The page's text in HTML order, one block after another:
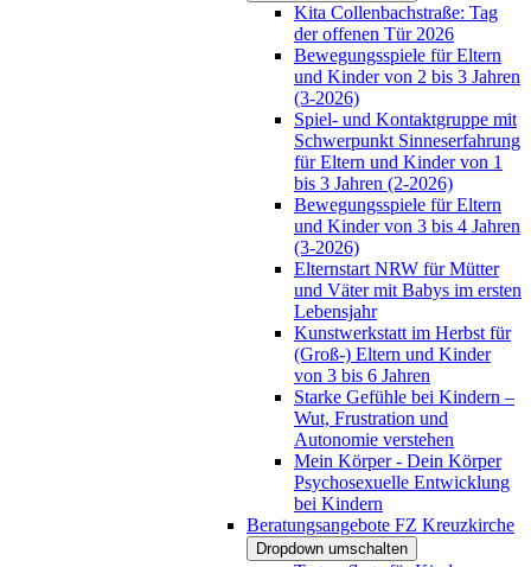
Kita Collenbachstraße: Tag
der offenen Tür 2026
Bewegungsspiele für Eltern
und Kinder von 2 bis 3 Jahren
(3-2026)
Spiel- und Kontaktgruppe mit
Schwerpunkt Sinneserfahrung
für Eltern und Kinder von 1
bis 3 Jahren (2-2026)
Bewegungsspiele für Eltern
und Kinder von 3 bis 4 Jahren
(3-2026)
Elternstart NRW für Mütter
und Väter mit Babys im ersten
Lebensjahr
Kunstwerkstatt im Herbst für
(Groß-) Eltern und Kinder
von 3 bis 6 Jahren
Starke Gefühle bei Kindern –
Wut, Frustration und
Autonomie verstehen
Mein Körper - Dein Körper
Psychosexuelle Entwicklung
bei Kindern
Beratungsangebote FZ Kreuzkirche
Dropdown umschalten